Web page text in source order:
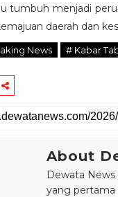
tumbuh menjadi
daerah dan
News # Kabar
About
Dewata
yang pertama